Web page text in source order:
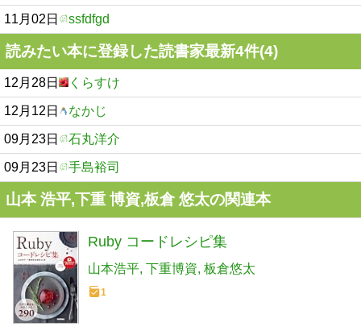
11月02日 ssfdfgd
読みたい本に登録した読書家最新4件(4)
12月28日 くらすけ
12月12日 なかじ
09月23日 石丸洋介
09月23日 手島裕司
山本 浩平,下重 博資,板倉 悠太の関連本
Ruby コードレシピ集
山本浩平 下重博資 板倉悠太
1